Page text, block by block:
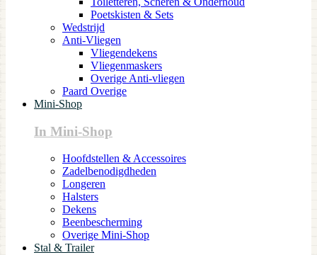
Poetskisten & Sets
Wedstrijd
Anti-Vliegen
Vliegendekens
Vliegenmaskers
Overige Anti-vliegen
Paard Overige
Mini-Shop
In Mini-Shop
Hoofdstellen & Accessoires
Zadelbenodigdheden
Longeren
Halsters
Dekens
Beenbescherming
Overige Mini-Shop
Stal & Trailer